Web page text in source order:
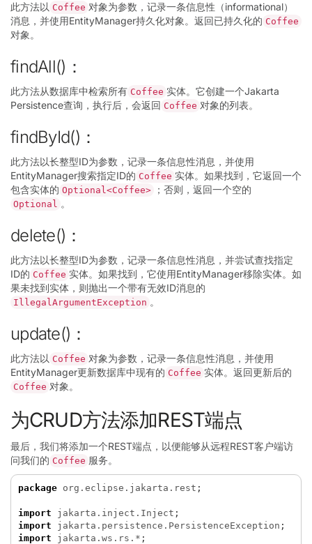
此方法以 Coffee 对象为参数，记录一条信息性（informational）
消息，并使用EntityManager持久化对象。返回已持久化的 Coffee
对象。
findAll()：
此方法从数据库中检索所有 Coffee 实体。它创建一个Jakarta
Persistence查询，执行后，会返回 Coffee 对象的列表。
findById()：
此方法以长整型ID为参数，记录一条信息性消息，并使用
EntityManager搜索指定ID的 Coffee 实体。如果找到，它返回一个
包含实体的 Optional<Coffee> ；否则，返回一个空的
Optional 。
delete()：
此方法以长整型ID为参数，记录一条信息性消息，并尝试查找指定
ID的 Coffee 实体。如果找到，它使用EntityManager移除实体。如
果未找到实体，则抛出一个带有无效ID消息的
IllegalArgumentException 。
update()：
此方法以 Coffee 对象为参数，记录一条信息性消息，并使用
EntityManager更新数据库中现有的 Coffee 实体。返回更新后的
Coffee 对象。
为CRUD方法添加REST端点
最后，我们将添加一个REST端点，以便能够从远程REST客户端访
问我们的 Coffee 服务。
package org.eclipse.jakarta.rest ;
import jakarta.inject.Inject ;
import
jakarta.persistence.PersistenceException ;
import
jakarta.ws.rs.* ;